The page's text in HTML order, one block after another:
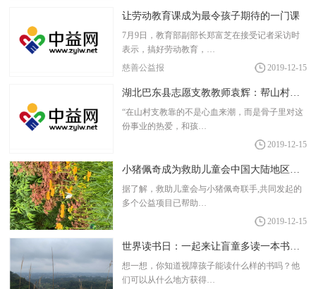
让劳动教育课成为最令孩子期待的一门课
7月9日，教育部副部长郑富芝在接受记者采访时
表示，搞好劳动教育，…
慈善公益报
2019-12-15
“在山村支教靠的不是心血来潮，而是骨子里对这
份事业的热爱，和孩…
2019-12-15
据了解，救助儿童会与小猪佩奇联手,共同发起的
多个公益项目已帮助…
2019-12-15
世界读书日：一起来让盲童多读一本书吧！
想一想，你知道视障孩子能读什么样的书吗？他
们可以从什么地方获得…